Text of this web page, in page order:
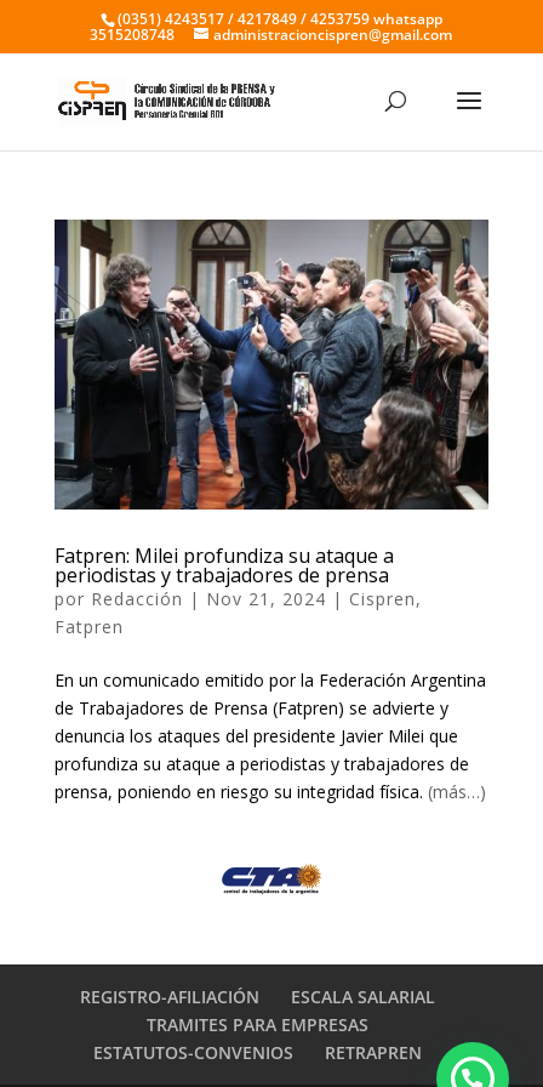
(0351) 4243517 / 4217849 / 4253759 whatsapp
3515208748 administracioncispren@gmail.com
Fatpren: Milei profundiza su ataque a
periodistas y trabajadores de prensa
por Redacción | Nov 21, 2024 | Cispren,
Fatpren
En un comunicado emitido por la Federación Argentina
de Trabajadores de Prensa (Fatpren) se advierte y
denuncia los ataques del presidente Javier Milei que
profundiza su ataque a periodistas y trabajadores de
prensa, poniendo en riesgo su integridad física. (más…)
REGISTRO-AFILIACIÓN
ESCALA SALARIAL
TRAMITES PARA EMPRESAS
ESTATUTOS-CONVENIOS
RETRAPREN